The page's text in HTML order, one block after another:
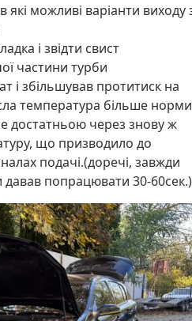
можливі варіанти виходу
і звідти свист
частини турби
і збільшував протитиск на
температура більше норми
достатньою через знову ж
що призводило до
подачі.(доречі, завжди
давав попрацювати 30-60сек.)